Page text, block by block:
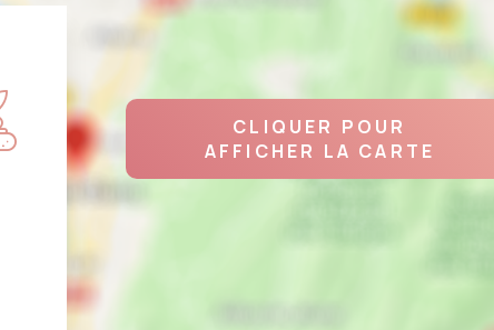
CLIQUER POUR
AFFICHER LA CARTE